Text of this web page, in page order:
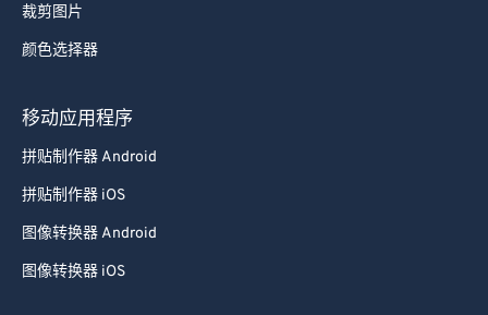
裁剪图片
颜色选择器
移动应用程序
拼贴制作器 Android
拼贴制作器 iOS
图像转换器 Android
图像转换器 iOS